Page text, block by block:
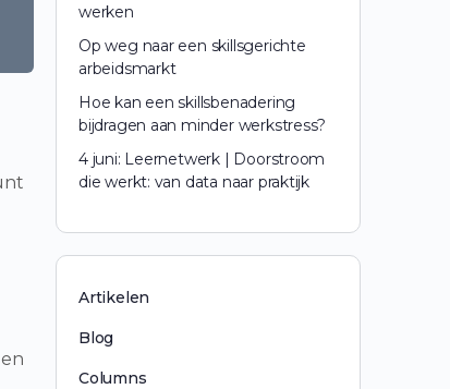
werken
Op weg naar een skillsgerichte
arbeidsmarkt
Hoe kan een skillsbenadering
bijdragen aan minder werkstress?
4 juni: Leernetwerk | Doorstroom
die werkt: van data naar praktijk
Artikelen
Blog
Columns